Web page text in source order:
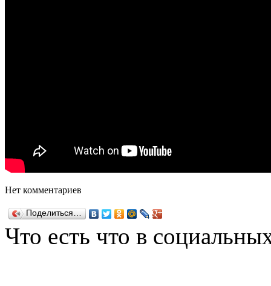
Нет комментариев
Поделиться…
Что есть что в